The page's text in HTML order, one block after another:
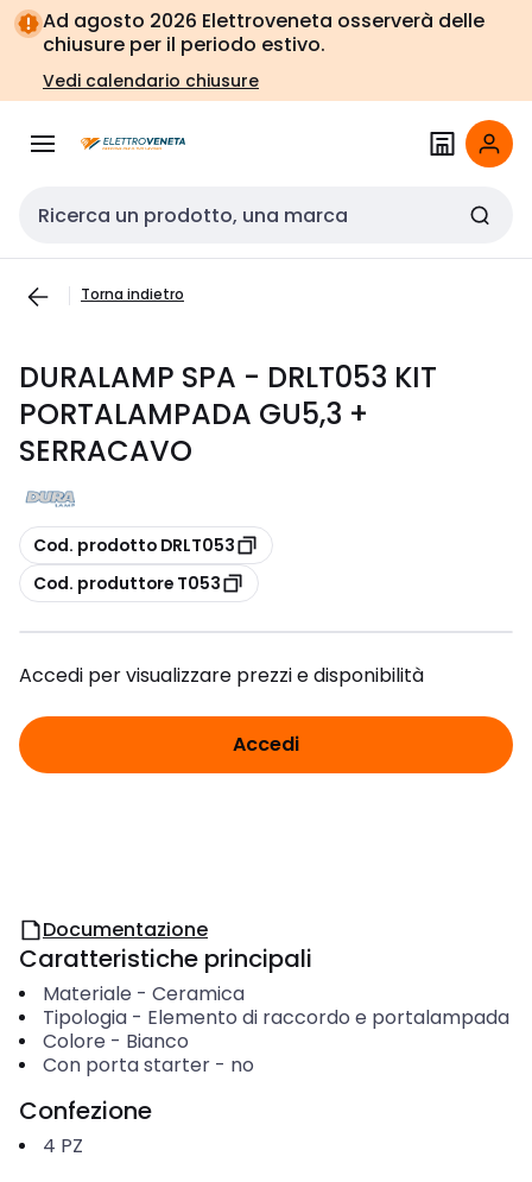
Vai alla
navigazione
Vai
alla
pagina
Ad agosto 2026 Elettroveneta osserverà delle
chiusure per il periodo estivo.
Vedi calendario chiusure
Cerca input
Torna indietro
DURALAMP SPA - DRLT053 KIT
PORTALAMPADA GU5,3 +
SERRACAVO
copia
Cod. prodotto DRLT053
copia
Cod. produttore T053
Accedi per visualizzare prezzi e disponibilità
Accedi
Documentazione
Caratteristiche principali
Materiale - Ceramica
Tipologia- Elemento di raccordo e portalampada
Colore - Bianco
Con porta starter- no
Confezione
4 PZ